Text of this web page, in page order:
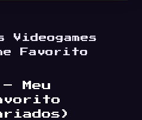
Favorito
Meu